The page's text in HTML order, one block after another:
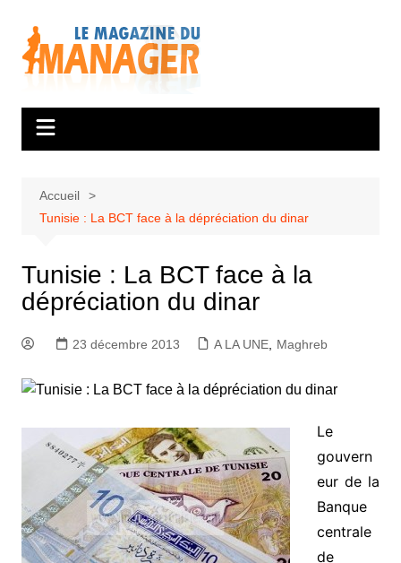
contenu
Accueil
Tunisie : La BCT face à la dépréciation du dinar
Tunisie : La BCT face à la
dépréciation du dinar
23 décembre 2013 A LA UNE, Maghreb
Le
gouvern
eur de la
Banque
centrale
de